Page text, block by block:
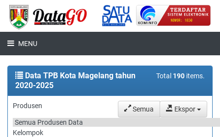
MENU
Total 190 items.
Data TPB Kota Magelang tahun
2020-2025
Semua Ekspor
Produsen
Kelompok